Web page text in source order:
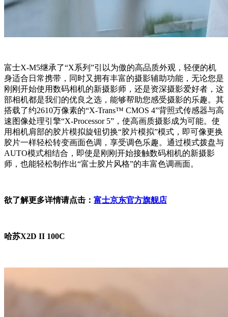
富士X-M5继承了“X系列”引以为傲的高品质外观，轻便的机
身适合日常携带，同时又拥有丰富的摄影辅助功能，无论您是
刚刚开始使用数码相机的新摄影师，还是资深摄影爱好者，这
部相机都是我们的优良之选，能够帮助您感受摄影的乐趣。其
搭载了约2610万像素的“X-Trans™ CMOS 4”背照式传感器与高
速图像处理引擎“X-Processor 5”，使高画质摄影成为可能。使
用相机肩部的胶片模拟旋钮切换“胶片模拟”模式，即可像更换
胶片一样轻松转变画面色调，享受调色乐趣。通过模式拨盘与
AUTO模式相结合，即使是刚刚开始接触数码相机的新摄影
师，也能轻松制作出“富士胶片风格”的丰富色调画面。
欲了解更多详情请点击： 富士京东官方旗舰店
哈苏X2D II 100C